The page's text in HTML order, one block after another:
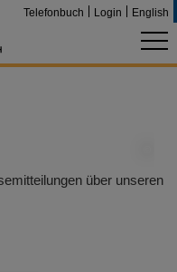
Telefonbuch Login English
über unseren